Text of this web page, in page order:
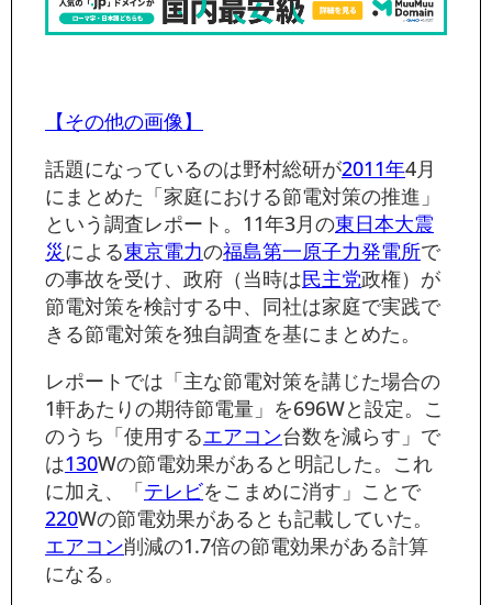
【その他の画像】
話題になっているのは野村総研が2011年4月
にまとめた「家庭における節電対策の推進」
という調査レポート。11年3月の東日本大震
災による東京電力の福島第一原子力発電所で
の事故を受け、政府（当時は民主党政権）が
節電対策を検討する中、同社は家庭で実践で
きる節電対策を独自調査を基にまとめた。
レポートでは「主な節電対策を講じた場合の
1軒あたりの期待節電量」を696Wと設定。こ
のうち「使用するエアコン台数を減らす」で
は130Wの節電効果があると明記した。これ
に加え、「テレビをこまめに消す」ことで
220Wの節電効果があるとも記載していた。
エアコン削減の1.7倍の節電効果がある計算
になる。